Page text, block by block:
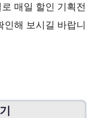
매일 할인 기획전
인해 보시길 바랍니